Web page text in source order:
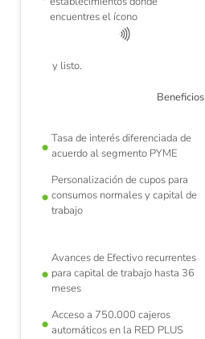
encuentres el ícono
y listo.
Beneficios
Tasa de interés diferenciada de
acuerdo al segmento PYME
Personalización de cupos para
consumos normales y capital de
trabajo
Avances de Efectivo recurrentes
para capital de trabajo hasta 36
meses
Acceso a 750.000 cajeros
automáticos en la RED PLUS